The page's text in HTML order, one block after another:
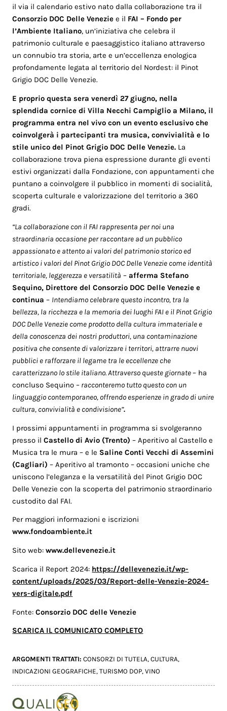
il via il calendario estivo nato dalla collaborazione tra il
Consorzio DOC Delle Veneziee il FAI – Fondo per
l’Ambiente Italiano, un’iniziativa che celebra il
patrimonio culturale e paesaggistico italiano attraverso
un connubio tra storia, arte e un’eccellenza enologica
profondamente legata al territorio del Nordest: il Pinot
Grigio DOC Delle Venezie.
E proprio questa sera venerdì 27 giugno, nella
splendida cornice di Villa Necchi Campiglio a Milano, il
programma entra nel vivo con un evento esclusivo che
coinvolgerà i partecipanti tra musica, convivialità e lo
stile unico del Pinot Grigio DOC Delle Venezie. La
collaborazione trova piena espressione durante gli eventi
estivi organizzati dalla Fondazione, con appuntamenti che
puntano a coinvolgere il pubblico in momenti di socialità,
scoperta culturale e valorizzazione del territorio a 360
gradi.
“La collaborazione con il FAI rappresenta per noi una
straordinaria occasione per raccontare ad un pubblico
appassionato e attento ai valori del patrimonio storico ed
artistico i valori del Pinot Grigio DOC Delle Venezie come identità
territoriale, leggerezza e versatilità –afferma Stefano
Sequino, Direttore del Consorzio DOC Delle Venezie e
continua– Intendiamo celebrare questo incontro, tra la
bellezza, la ricchezza e la memoria dei luoghi FAI e il Pinot Grigio
DOC Delle Venezie come prodotto della cultura immateriale e
della conoscenza dei nostri produttori, una contaminazione
positiva che consente di valorizzare i territori, attrarre nuovi
pubblici e rafforzare il legame tra le eccellenze che
caratterizzano lo stile italiano. Attraverso queste giornate– ha
concluso Sequino – racconteremo tutto questo con un
linguaggio contemporaneo, offrendo esperienze in grado di unire
cultura, convivialità e condivisione”.
I prossimi appuntamenti in programma si svolgeranno
presso ilCastello di Avio (Trento) – Aperitivo al Castello e
Musica tra le mura – e le Saline Conti Vecchi di Assemini
(Cagliari) – Aperitivo al tramonto – occasioni uniche che
uniscono l’eleganza e la versatilità del Pinot Grigio DOC
Delle Venezie con la scoperta del patrimonio straordinario
custodito dal FAI.
Per maggiori informazioni e iscrizioni
www.fondoambiente.it
Sito web:www.dellevenezie.it
Scarica il Report 2024: https://dellevenezie.it/wp-
content/uploads/2025/03/Report-delle-Venezie-2024-
vers-digitale.pdf
Fonte:Consorzio DOC delle Venezie
SCARICA IL COMUNICATO COMPLETO
ARGOMENTI TRATTATI:CONSORZI DI TUTELA,CULTURA,
INDICAZIONI GEOGRAFICHE,TURISMO DOP,VINO